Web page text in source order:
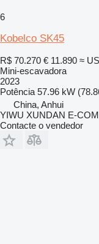
6
Kobelco SK45
R$ 70.270 € 11.890 ≈
Mini-escavadora
2023
Potência 57.96 kW
China, Anhui
YIWU XUNDAN E-
Contacte o vendedor